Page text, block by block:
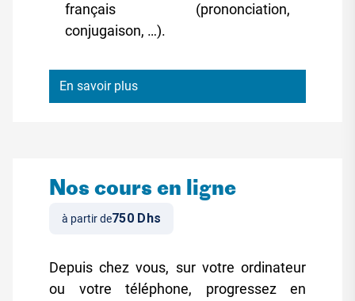
français (prononciation,
conjugaison, …).
En savoir plus
Nos cours en ligne
à partir de750 Dhs
Depuis chez vous, sur votre ordinateur
ou votre téléphone, progressez en